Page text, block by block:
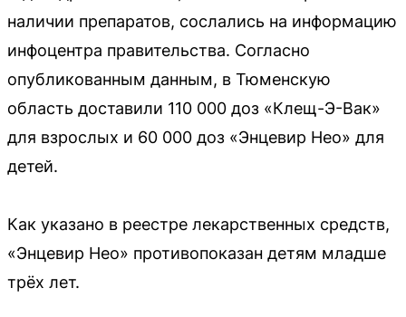
наличии препаратов, сослались на информацию
инфоцентра правительства. Согласно
опубликованным данным, в Тюменскую
область доставили 110 000 доз «Клещ-Э-Вак»
для взрослых и 60 000 доз «Энцевир Нео» для
детей.
Как указано в реестре лекарственных средств,
«Энцевир Нео» противопоказан детям младше
трёх лет.